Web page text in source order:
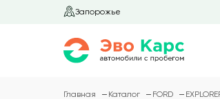
Запорожье
Главная Каталог FORD